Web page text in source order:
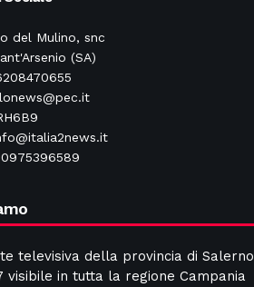
del Mulino, snc
(SA)
televisiva della provincia di Salerno
visibile in tutta la regione Campania